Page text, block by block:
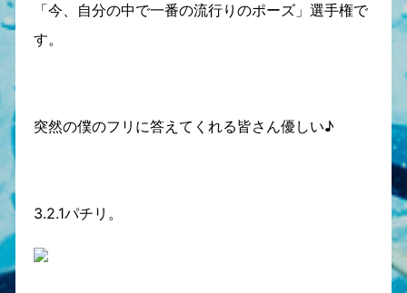
「今、自分の中で一番の流行りのポーズ」選手権で
す。
突然の僕のフリに答えてくれる皆さん優しい♪
3.2.1パチリ。